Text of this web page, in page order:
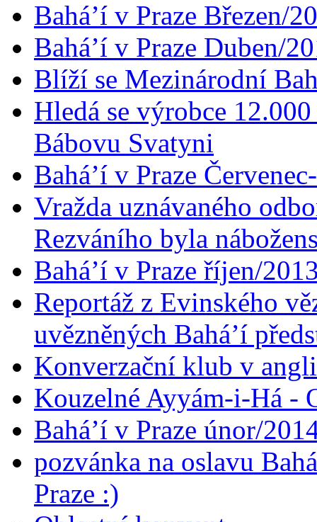
Bahá’í v Praze Březen/
Bahá’í v Praze Duben/
Blíží se Mezinárodní
Hledá se výrobce
Bábovu Svatyni
Bahá’í v Praze
Vražda uznávaného
Rezváního byla
Bahá’í v Praze říjen/
Reportáž z Evinského
uvězněných Bahá’í
Konverzační klub v
Kouzelné Ayyám-i-Há -
Bahá’í v Praze únor/
pozvánka na oslavu
Praze :)